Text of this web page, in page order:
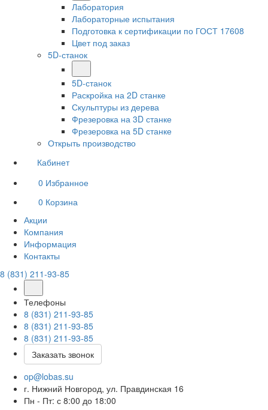
Лаборатория
Лабораторные испытания
Подготовка к сертификации по ГОСТ 17608
Цвет под заказ
5D-станок
5D-станок
Раскройка на 2D станке
Скульптуры из дерева
Фрезеровка на 3D станке
Фрезеровка на 5D станке
Открыть производство
Кабинет
0 Избранное
0 Корзина
Акции
Компания
Информация
Контакты
8 (831) 211-93-85
Телефоны
8 (831) 211-93-85
8 (831) 211-93-85
8 (831) 211-93-85
Заказать звонок
op@lobas.su
г. Нижний Новгород, ул. Правдинская 16
Пн - Пт: с 8:00 до 18:00